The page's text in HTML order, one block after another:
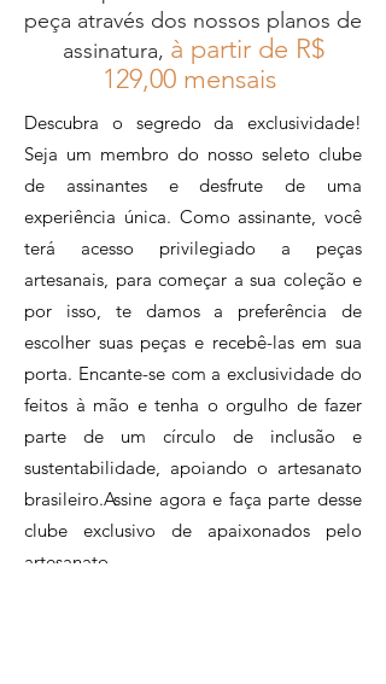
peça através dos nossos planos de
assinatura, à partir de R$
129,00 mensais
Descubra o segredo da exclusividade!
Seja um membro do nosso seleto clube
de assinantes e desfrute de uma
experiência única. Como assinante, você
terá acesso privilegiado a peças
artesanais, para começar a sua coleção e
por isso, te damos a preferência de
escolher suas peças e recebê-las em sua
porta. Encante-se com a exclusividade do
feitos à mão e tenha o orgulho de fazer
parte de um círculo de inclusão e
sustentabilidade, apoiando o artesanato
brasileiro.Assine agora e faça parte desse
clube exclusivo de apaixonados pelo
artesanato.